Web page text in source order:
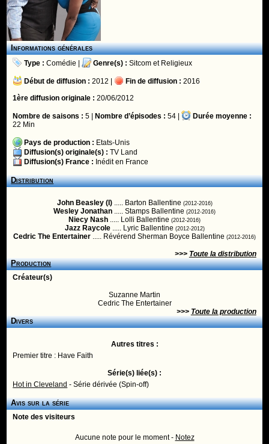
Informations générales
Type :Comédie | Genre(s) : Sitcom et Religieux
Début de diffusion : 2012 | Fin de diffusion : 2016
1ère diffusion originale : 20/06/2012
Nombre de saisons : 5 | Nombre d’épisodes : 54 |
Durée moyenne :
22 Min
Pays de production : Etats-Unis
Diffusion(s) originale(s) : TV Land
Diffusion(s) France : Inédit en France
Distribution
John Beasley (I)..... Barton Ballentine (2012-2016)
Wesley Jonathan ..... Stamps Ballentine (2012-2016)
Niecy Nash ..... Lolli Ballentine (2012-2016)
Jazz Raycole..... Lyric Ballentine (2012-2012)
Cedric The Entertainer ..... Révérend Sherman Boyce Ballentine (2012-2016)
>>> Toute la distribution
Production
Créateur(s)
Suzanne Martin
Cedric The Entertainer
>>> Toute la production
Divers
Autres titres :
Premier titre : Have Faith
Série(s) liée(s) :
Hot in Cleveland - Série dérivée (Spin-off)
Avis sur la série
Note des visiteurs
Aucune note pour le moment - Notez